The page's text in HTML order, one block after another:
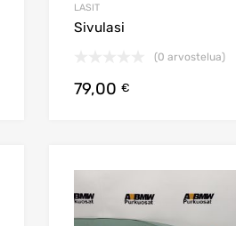
Lisää ostoskoriin
LASIT
Sivulasi
(0 arvostelua)
79,00 €
Lisää vertailuun